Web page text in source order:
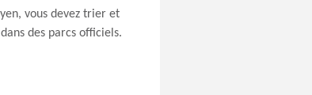
vous devez trier et
des parcs officiels.